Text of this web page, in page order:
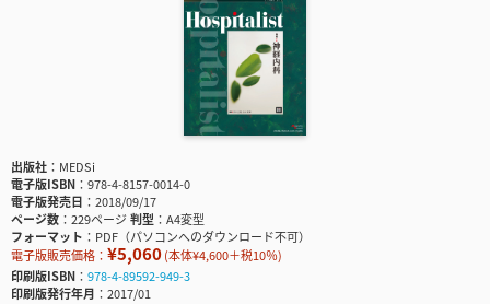
出版社
MEDSi
電子版ISBN
978-4-8157-0014-0
電子版発売日
2018/09/17
ページ数
229ページ判型
A4変型
フォーマット
PDF（パソコンへのダウンロード不可）
電子版販売価格： ¥5,060(本体¥4,600＋税10％)
印刷版ISBN
978-4-89592-949-3
印刷版発行年月
2017/01